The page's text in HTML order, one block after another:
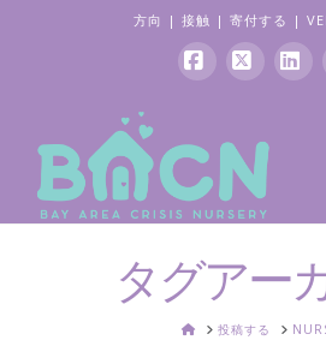
方向 |接触 |寄付する |
イ
ス
ブ
ッ
ク
ツ
ン
タグアー
家 投稿する